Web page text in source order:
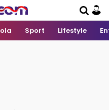
Sport Lifestyle